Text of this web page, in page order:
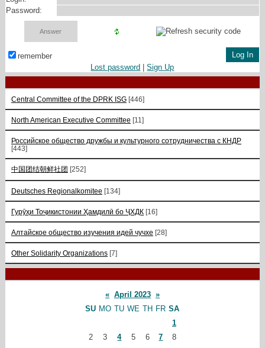
Password:
remember
Lost password |Sign Up
Central Committee of the DPRK ISG [446]
North American Executive Committee [11]
Российское общество дружбы и культурного сотрудничества с КНДР
[443]
中国团结朝鲜社团 [252]
Deutsches Regionalkomitee [134]
Гурӯҳи Тоҷикистонии Ҳамдилӣ бо ҶХДК [16]
Алтайское общество изучения идей чучхе [28]
Other Solidarity Organizations [7]
« April 2023 »
SU MO TU WE TH FR SA
1
2
3 4 5 6 7
8